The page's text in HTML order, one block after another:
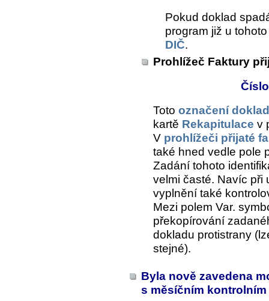
Pokud doklad
program již u
DIČ.
Prohlížeč Faktury
Toto označení
kartě Rekapitulace v
V prohlížeči přijaté
také hned vedle pole
Zadání tohoto
velmi časté. Navíc při
vyplnění také
Mezi polem Var.
překopírování
dokladu protistrany
stejné).
Byla nově zavedena
s měsíčním